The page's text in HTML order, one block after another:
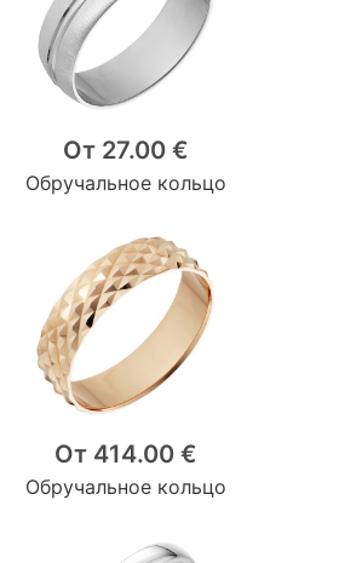
От 27.00 €
Обручальное кольцо
От 414.00 €
Обручальное кольцо